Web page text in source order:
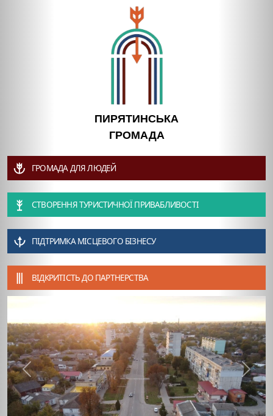
ПИРЯТИНСЬКА
ГРОМАДА
ГРОМАДА ДЛЯ ЛЮДЕЙ
СТВОРЕННЯ ТУРИСТИЧНОЇ ПРИВАБЛИВОСТІ
ПІДТРИМКА МІСЦЕВОГО БІЗНЕСУ
ВІДКРИТІСТЬ ДО ПАРТНЕРСТВА
Previous Next